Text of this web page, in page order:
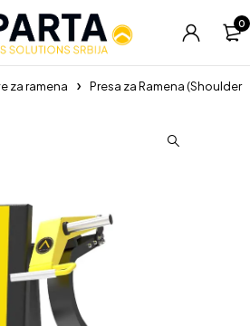
0
za ramena
Presa za Ramena (Shoulder